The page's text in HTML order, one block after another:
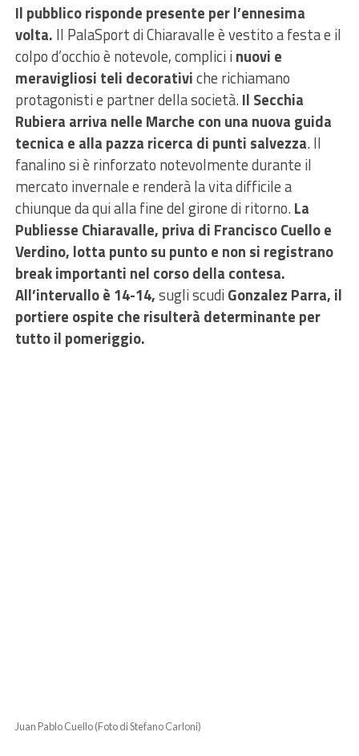
Il pubblico risponde presente per l’ennesima
volta. Il PalaSport di Chiaravalle è vestito a festa e il
colpo d’occhio è notevole, complici inuovi e
meravigliosi teli decorativiche richiamano
protagonisti e partner della società.Il Secchia
Rubiera arriva nelle Marche con una nuova guida
tecnica e alla pazza ricerca di punti salvezza. Il
fanalino si è rinforzato notevolmente durante il
mercato invernale e renderà la vita difficile a
chiunque da qui alla fine del girone di ritorno.La
Publiesse Chiaravalle, priva di Francisco Cuello e
Verdino, lotta punto su punto e non si registrano
break importanti nel corso della contesa.
All’intervallo è 14-14,sugli scudiGonzalez Parra, il
portiere ospite che risulterà determinante per
tutto il pomeriggio.
Juan Pablo Cuello (Foto di Stefano Carloni)